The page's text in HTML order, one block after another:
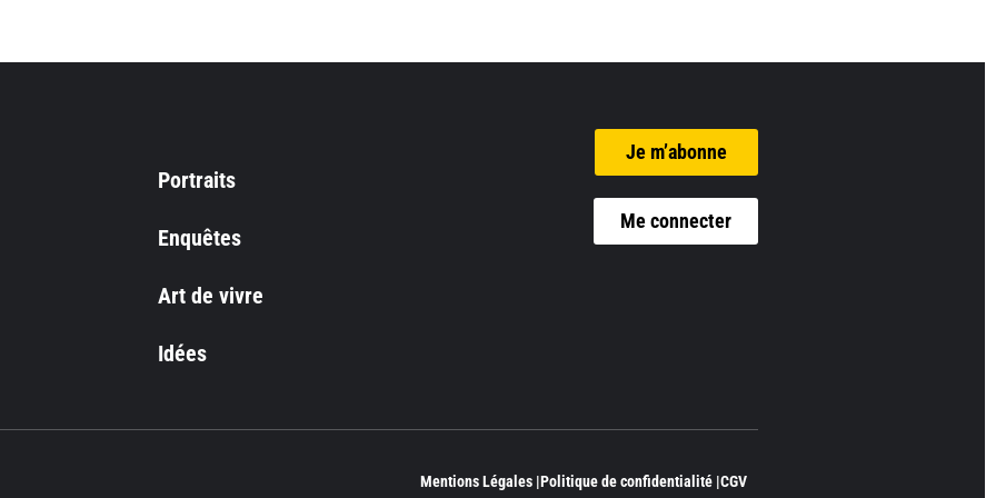
Portraits
Enquêtes
Art de vivre
Idées
Je m’abonne
Me connecter
Mentions Légales |Politique de confidentialité |CGV